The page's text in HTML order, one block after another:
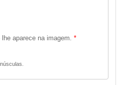
aparece na imagem. *